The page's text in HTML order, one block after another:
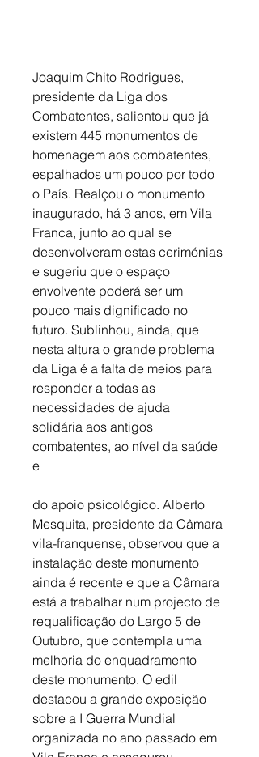
Joaquim Chito Rodrigues,
presidente da Liga dos
Combatentes, salientou que já
existem 445 monumentos de
homenagem aos combatentes,
espalhados um pouco por todo
o País. Realçou o monumento
inaugurado, há 3 anos, em Vila
Franca, junto ao qual se
desenvolveram estas cerimónias
e sugeriu que o espaço
envolvente poderá ser um
pouco mais dignificado no
futuro. Sublinhou, ainda, que
nesta altura o grande problema
da Liga é a falta de meios para
responder a todas as
necessidades de ajuda
solidária aos antigos
combatentes, ao nível da saúde
e
do apoio psicológico. Alberto
Mesquita, presidente da Câmara
vila-franquense, observou que a
instalação deste monumento
ainda é recente e que a Câmara
está a trabalhar num projecto de
requalificação do Largo 5 de
Outubro, que contempla uma
melhoria do enquadramento
deste monumento. O edil
destacou a grande exposição
sobre a I Guerra Mundial
organizada no ano passado em